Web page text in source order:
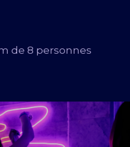
de 8 personnes